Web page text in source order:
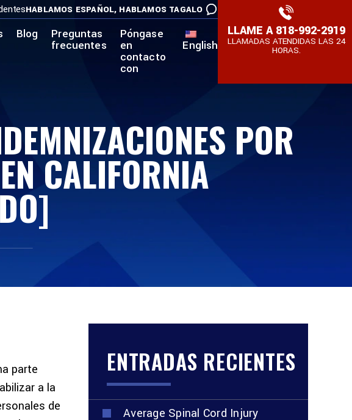
HABLAMOS ESPAÑOL, HABLAMOS TAGALO
Blog Preguntas
frecuentes
Póngase
en
contacto
con
English
LLAME A818-992-2919
LLAMADAS ATENDIDAS LAS 24
HORAS.
POR
CALIFORNIA
parte
a la
de
ENTRADAS RECIENTES
Average Spinal Cord Injury